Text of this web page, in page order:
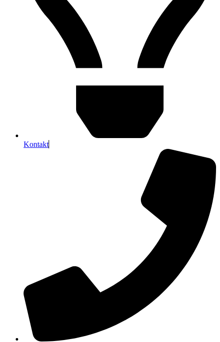
Kontakt